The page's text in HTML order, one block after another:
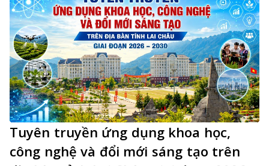
Tuyên truyền ứng dụng khoa học,
công nghệ và đổi mới sáng tạo trên